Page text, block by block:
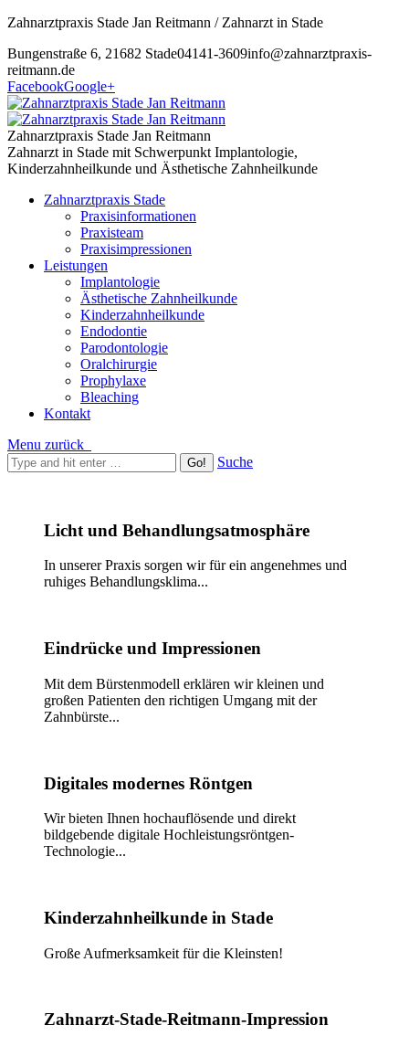
Zahnarztpraxis Stade Jan Reitmann / Zahnarzt in Stade
Bungenstraße 6, 21682 Stade04141-3609info@zahnarztpraxis-
reitmann.de
FacebookGoogle+
Zahnarztpraxis Stade Jan Reitmann
Zahnarzt in Stade mit Schwerpunkt Implantologie,
Kinderzahnheilkunde und Ästhetische Zahnheilkunde
Zahnarztpraxis Stade
Praxisinformationen
Praxisteam
Praxisimpressionen
Leistungen
Implantologie
Ästhetische Zahnheilkunde
Kinderzahnheilkunde
Endodontie
Parodontologie
Oralchirurgie
Prophylaxe
Bleaching
Kontakt
Menu zurück
Suche
Licht und Behandlungsatmosphäre
In unserer Praxis sorgen wir für ein angenehmes und
ruhiges Behandlungsklima...
Eindrücke und Impressionen
Mit dem Bürstenmodell erklären wir kleinen und
großen Patienten den richtigen Umgang mit der
Zahnbürste...
Digitales modernes Röntgen
Wir bieten Ihnen hochauflösende und direkt
bildgebende digitale Hochleistungsröntgen-
Technologie...
Kinderzahnheilkunde in Stade
Große Aufmerksamkeit für die Kleinsten!
Zahnarzt-Stade-Reitmann-Impression